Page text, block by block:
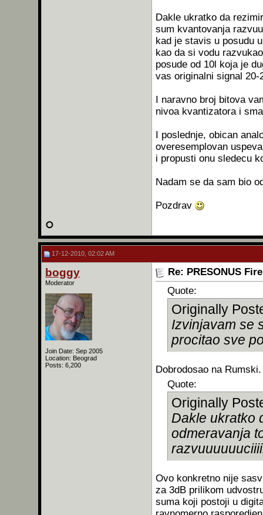
Dakle ukratko da
sum kvantovanja
kad je stavis u posudu
kao da si vodu
posude od 10l koja je
vas originalni signal
I naravno broj bitova
nivoa kvantizatora i
I poslednje, obican
overesemplovan
i propusti onu sledecu
Nadam se da sam bio
Pozdrav
17-12-2010, 02:02 AM
boggy
Moderator
Join Date: Sep 2005
Location: Beograd
Posts: 6,200
Re: PRESONUS
Quote:
Originally
Izvinjavam se
procitao sve
Dobrodosao na Rumski.
Quote:
Originally
Dakle ukratko
odmeravanja
Ovo konkretno nije
za 3dB prilikom
suma koji postoji u